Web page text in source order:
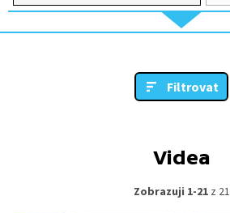
Filtrovat
Videa
Zobrazuji 1-21z 21